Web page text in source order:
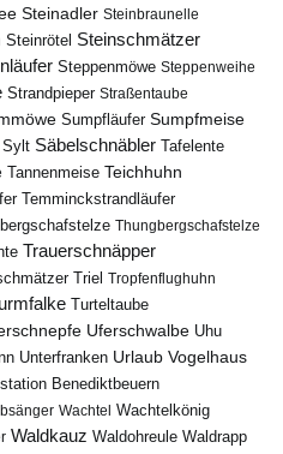
Steinadler Steinbraunelle
Steinrötel Steinschmätzer
Steppenmöwe Steppenweihe
Strandpieper Straßentaube
Sumpfläufer Sumpfmeise
Sylt Säbelschnäbler Tafelente
Tannenmeise Teichhuhn
Temminckstrandläufer
Thungbergschafstelze
Trauerschnäpper
Triel Tropfenflughuhn
Turteltaube
Uferschwalbe Uhu
Unterfranken Urlaub Vogelhaus
Benediktbeuern
Wachtel Wachtelkönig
Waldkauz Waldohreule Waldrapp